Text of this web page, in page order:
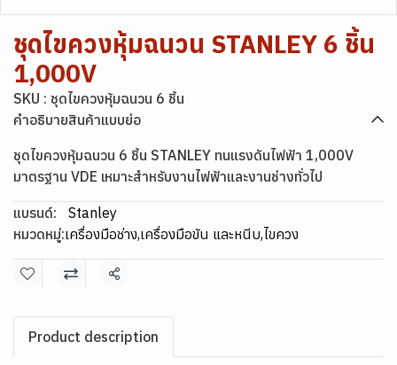
ชุดไขควงหุ้มฉนวน STANLEY 6 ชิ้น
1,000V
SKU : ชุดไขควงหุ้มฉนวน 6 ชิ้น
คำอธิบายสินค้าแบบย่อ
ชุดไขควงหุ้มฉนวน 6 ชิ้น STANLEY ทนแรงดันไฟฟ้า 1,000V
มาตรฐาน VDE เหมาะสำหรับงานไฟฟ้าและงานช่างทั่วไป
แบรนด์:
Stanley
หมวดหมู่:เครื่องมือช่าง,เครื่องมือขัน และหนีบ,ไขควง
แชร์
Product description